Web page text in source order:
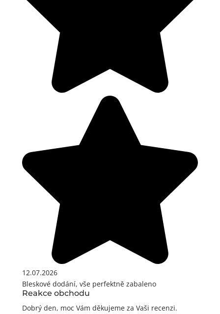
12.07.2026
Bleskové dodání, vše perfektně zabaleno
Reakce obchodu
Dobrý den, moc Vám děkujeme za Vaši recenzi.